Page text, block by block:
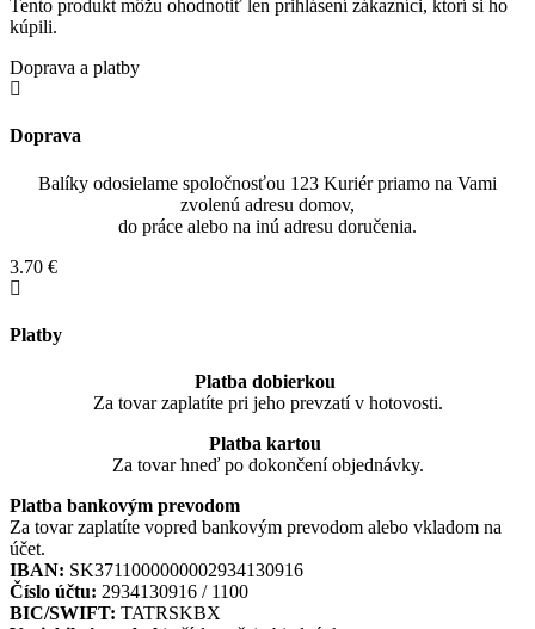
Tento produkt môžu ohodnotiť len prihlásení zákazníci, ktorí si ho
kúpili.
Doprava a platby
Doprava
Balíky odosielame spoločnosťou 123 Kuriér priamo na Vami
zvolenú adresu domov,
do práce alebo na inú adresu doručenia.
3.70 €
Platby
Platba dobierkou
Za tovar zaplatíte pri jeho prevzatí v hotovosti.
Platba kartou
Za tovar hneď po dokončení objednávky.
Platba bankovým prevodom
Za tovar zaplatíte vopred bankovým prevodom alebo vkladom na
účet.
IBAN: SK3711000000002934130916
Číslo účtu: 2934130916 / 1100
BIC/SWIFT: TATRSKBX